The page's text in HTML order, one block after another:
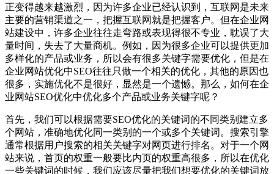
正变得越来越激烈，因为许多企业已经认识到，互联网是未来
主要的营销渠道之一，把握互联网就是把握客户。但在企业网
站建设中，许多企业往往走弯路或表现得很不专业，耽误了大
量时间，失去了大量商机。例如，因为很多企业可以提供更加
多样化的产品或业务，所以会有很多关键字需要优化，但是在
企业网站优化中SEO往往只做一个相关的优化，其他的原因也
很多，实施优化不是很好，显然是一个遗憾。那么，如何在企
业网站SEO优化中优化多个产品或业务关键字呢？
首先，我们可以根据需要SEO优化的关键词的不同类别建立多
个网站，准确地优化同一类别的一个或多个关键词。搜索引擎
通常根据用户搜索的相关关键字对网页进行排名。对于一个网
站来说，首页的权重一般要比内页的权重高很多，所以在优化
一些关键词的时候，我们应该尽量把我们想要优化的关键词放